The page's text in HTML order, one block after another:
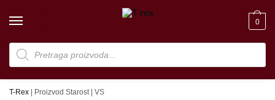
Products
search
0
T-Rex Proizvod Starost| VS